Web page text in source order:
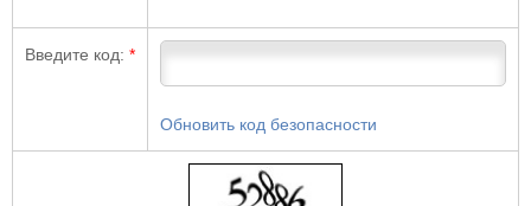
Введите код: *
Обновить код безопасности